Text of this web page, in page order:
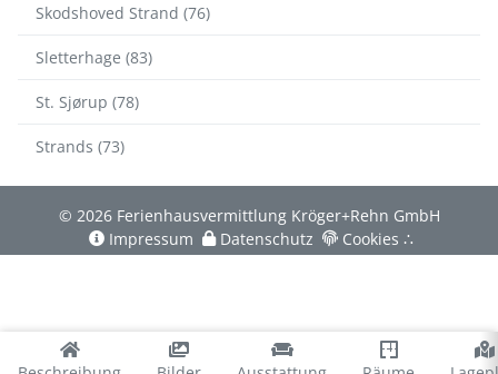
Skodshoved Strand (76)
Sletterhage (83)
St. Sjørup (78)
Strands (73)
© 2026 Ferienhausvermittlung Kröger+Rehn GmbH
Impressum
Datenschutz Cookies ∴